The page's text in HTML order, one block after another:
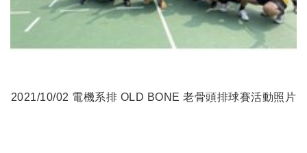
2021/10/02 電機系排 OLD BONE 老骨頭排球賽活動照片